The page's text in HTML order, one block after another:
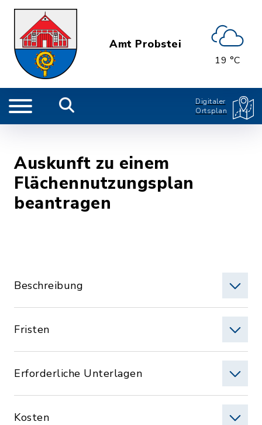
Amt Probstei
19 °C
Digitaler
Ortsplan
Auskunft zu einem
Flächennutzungsplan
beantragen
Beschreibung
Fristen
Erforderliche Unterlagen
Kosten